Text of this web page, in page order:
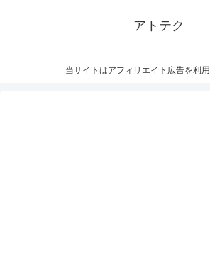
アトテク
当サイトはアフィリエイト広告を利